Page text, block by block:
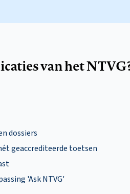
van het
dossiers
geaccrediteerde toetsen
'Ask NTVG'